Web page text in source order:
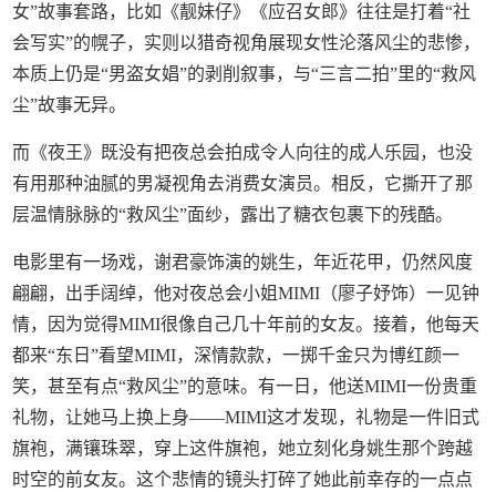
女”故事套路，比如《靓妹仔》《应召女郎》往往是打着“社
会写实”的幌子，实则以猎奇视角展现女性沦落风尘的悲惨，
本质上仍是“男盗女娼”的剥削叙事，与“三言二拍”里的“救风
尘”故事无异。
而《夜王》既没有把夜总会拍成令人向往的成人乐园，也没
有用那种油腻的男凝视角去消费女演员。相反，它撕开了那
层温情脉脉的“救风尘”面纱，露出了糖衣包裹下的残酷。
电影里有一场戏，谢君豪饰演的姚生，年近花甲，仍然风度
翩翩，出手阔绰，他对夜总会小姐MIMI（廖子妤饰）一见钟
情，因为觉得MIMI很像自己几十年前的女友。接着，他每天
都来“东日”看望MIMI，深情款款，一掷千金只为博红颜一
笑，甚至有点“救风尘”的意味。有一日，他送MIMI一份贵重
礼物，让她马上换上身——MIMI这才发现，礼物是一件旧式
旗袍，满镶珠翠，穿上这件旗袍，她立刻化身姚生那个跨越
时空的前女友。这个悲情的镜头打碎了她此前幸存的一点点